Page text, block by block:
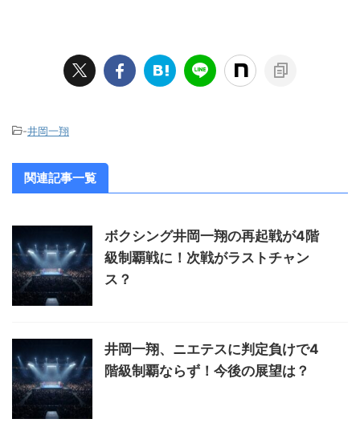
-井岡一翔
関連記事一覧
ボクシング井岡一翔の再起戦が4階
級制覇戦に！次戦がラストチャン
ス？
井岡一翔、ニエテスに判定負けで4
階級制覇ならず！今後の展望は？